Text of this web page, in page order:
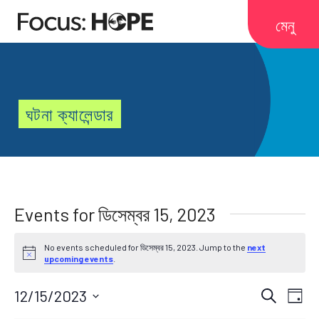
মেনু
ঘটনা ক্যালেন্ডার
Events for ডিসেম্বর 15, 2023
Notice
No events scheduled for ডিসেম্বর 15, 2023. Jump to the next
upcoming events
Events
সন্ধান
ইভেন্ট
দিন
12/15/2023